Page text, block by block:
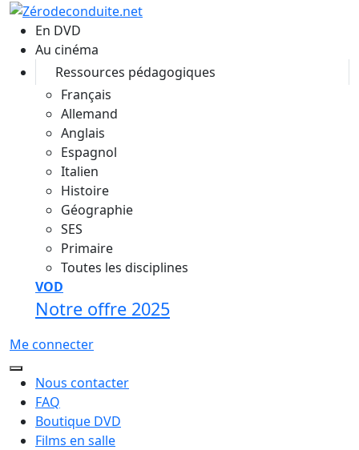
Aller au contenu principal
En DVD
Au cinéma
Ressources pédagogiques
Français
Allemand
Anglais
Espagnol
Italien
Histoire
Géographie
SES
Primaire
Toutes les disciplines
VOD
Notre offre 2025
Me connecter
Nous contacter
FAQ
Boutique DVD
Films en salle